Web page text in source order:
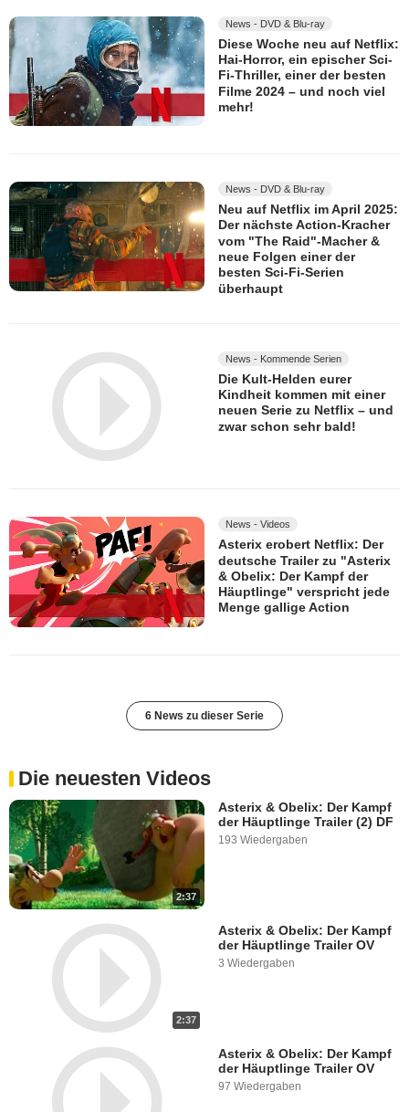
News - DVD & Blu-ray
Diese Woche neu auf Netflix:
Hai-Horror, ein epischer Sci-
Fi-Thriller, einer der besten
Filme 2024 – und noch viel
mehr!
News - DVD & Blu-ray
Neu auf Netflix im April 2025:
Der nächste Action-Kracher
vom "The Raid"-Macher &
neue Folgen einer der
besten Sci-Fi-Serien
überhaupt
News - Kommende Serien
Die Kult-Helden eurer
Kindheit kommen mit einer
neuen Serie zu Netflix – und
zwar schon sehr bald!
News - Videos
Asterix erobert Netflix: Der
deutsche Trailer zu "Asterix
& Obelix: Der Kampf der
Häuptlinge" verspricht jede
Menge gallige Action
6 News zu dieser Serie
Die neuesten Videos
2:37
Asterix & Obelix: Der Kampf
der Häuptlinge Trailer (2) DF
193 Wiedergaben
2:37
Asterix & Obelix: Der Kampf
der Häuptlinge Trailer OV
3 Wiedergaben
Asterix & Obelix: Der Kampf
der Häuptlinge Trailer OV
97 Wiedergaben